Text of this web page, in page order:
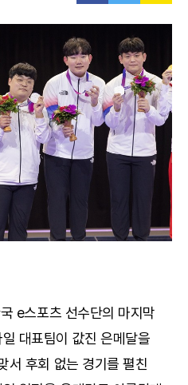
e스포츠 선수단의 마지막
대표팀이 값진 은메달을
서 후회 없는 경기를 펼친